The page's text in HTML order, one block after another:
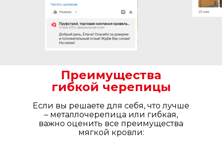
Преимущества
гибкой черепицы
Если вы решаете для себя, что лучше
– металлочерепица или гибкая,
важно оценить все преимущества
мягкой кровли: